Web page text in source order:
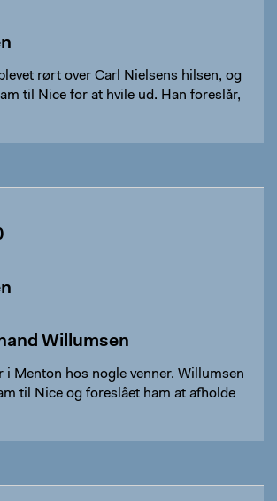
rørt over Carl Nielsens hilsen, og
til Nice for at hvile ud. Han foreslår,
Willumsen
i Menton hos nogle venner. Willumsen
til Nice og foreslået ham at afholde